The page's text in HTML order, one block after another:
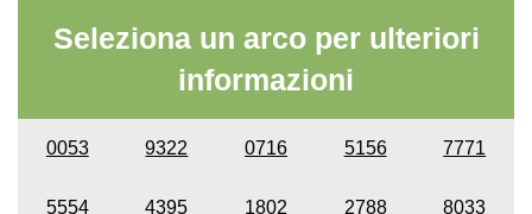
Seleziona un arco per ulteriori
informazioni
0053 9322 0716 5156 7771
5554 4395 1802 2788 8033